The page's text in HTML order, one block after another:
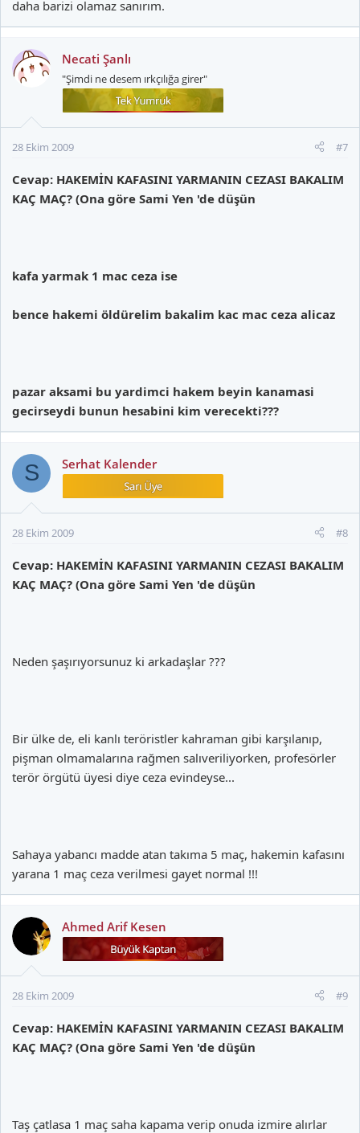
daha barizi olamaz sanırım.
Necati Şanlı
"Şimdi ne desem ırkçılığa girer"
28 Ekim 2009 #7
Cevap: HAKEMİN KAFASINI YARMANIN CEZASI BAKALIM
KAÇ MAÇ? (Ona göre Sami Yen 'de düşün
kafa yarmak 1 mac ceza ise
bence hakemi öldürelim bakalim kac mac ceza alicaz
pazar aksami bu yardimci hakem beyin kanamasi
gecirseydi bunun hesabini kim verecekti???
S Serhat Kalender
28 Ekim 2009 #8
Cevap: HAKEMİN KAFASINI YARMANIN CEZASI BAKALIM
KAÇ MAÇ? (Ona göre Sami Yen 'de düşün
Neden şaşırıyorsunuz ki arkadaşlar ???
Bir ülke de, eli kanlı teröristler kahraman gibi karşılanıp,
pişman olmamalarına rağmen salıveriliyorken, profesörler
terör örgütü üyesi diye ceza evindeyse...
Sahaya yabancı madde atan takıma 5 maç, hakemin kafasını
yarana 1 maç ceza verilmesi gayet normal !!!
Ahmed Arif Kesen
28 Ekim 2009 #9
Cevap: HAKEMİN KAFASINI YARMANIN CEZASI BAKALIM
KAÇ MAÇ? (Ona göre Sami Yen 'de düşün
Taş çatlasa 1 maç saha kapama verip onuda izmire alırlar